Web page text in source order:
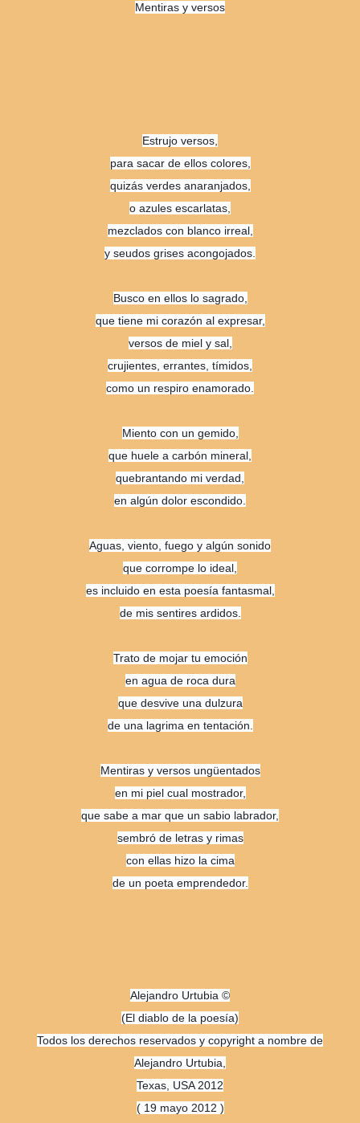
Mentiras y versos
Estrujo versos,
para sacar de ellos colores,
quizás verdes anaranjados,
o azules escarlatas,
mezclados con blanco irreal,
y seudos grises acongojados.
Busco en ellos lo sagrado,
que tiene mi corazón al expresar,
versos de miel y sal,
crujientes, errantes, tímidos,
como un respiro enamorado.
Miento con un gemido,
que huele a carbón mineral,
quebrantando mi verdad,
en algún dolor escondido.
Aguas, viento, fuego y algún sonido
que corrompe lo ideal,
es incluido en esta poesía fantasmal,
de mis sentires ardidos.
Trato de mojar tu emoción
en agua de roca dura
que desvive una dulzura
de una lagrima en tentación.
Mentiras y versos ungüentados
en mi piel cual mostrador,
que sabe a mar que un sabio labrador,
sembró de letras y rimas
con ellas hizo la cima
de un poeta emprendedor.
Alejandro Urtubia ©
(El diablo de la poesía)
Todos los derechos reservados y copyright a nombre de
Alejandro Urtubia,
Texas, USA 2012
( 19 mayo 2012 )